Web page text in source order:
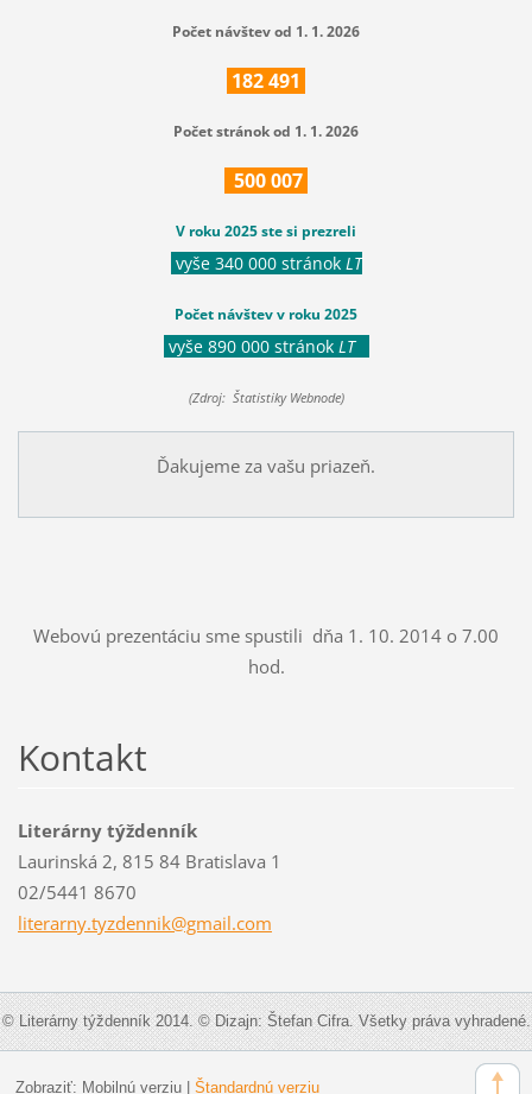
Počet návštev od 1. 1. 2026
182491
Počet stránok od 1. 1. 2026
500007
V roku 2025 ste si prezreli
vyše 340 000 stránok LT
Počet návštev v roku 2025
vyše 890 000 stránok LT
(Zdroj: Štatistiky Webnode)
Ďakujeme za vašu priazeň.
Webovú prezentáciu sme spustili dňa 1. 10. 2014 o 7.00
hod.
Kontakt
Literárny týždenník
Laurinská 2, 815 84 Bratislava 1
02/5441 8670
literarny.tyzdennik@gmail.com
© Literárny týždenník 2014. © Dizajn: Štefan Cifra. Všetky práva vyhradené.
Zobraziť: Mobilnú verziu| Štandardnú verziu